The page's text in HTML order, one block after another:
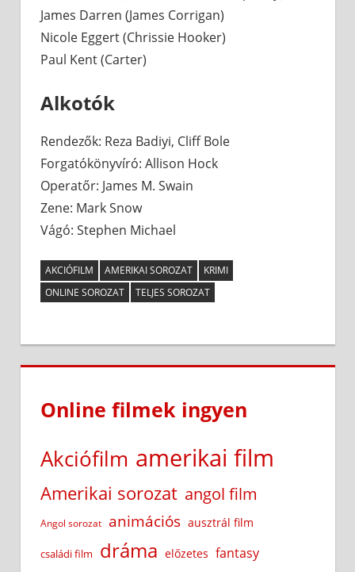
James Darren (James Corrigan)
Nicole Eggert (Chrissie Hooker)
Paul Kent (Carter)
Alkotók
Rendezők: Reza Badiyi, Cliff Bole
Forgatókönyvíró: Allison Hock
Operatőr: James M. Swain
Zene: Mark Snow
Vágó: Stephen Michael
AKCIÓFILM AMERIKAI SOROZAT
KRIMI
ONLINE SOROZAT
TELJES SOROZAT
Online filmek ingyen
Akciófilm amerikai film
Amerikai sorozat angol film
Angol sorozat animációs ausztrál film
családi film dráma előzetes fantasy